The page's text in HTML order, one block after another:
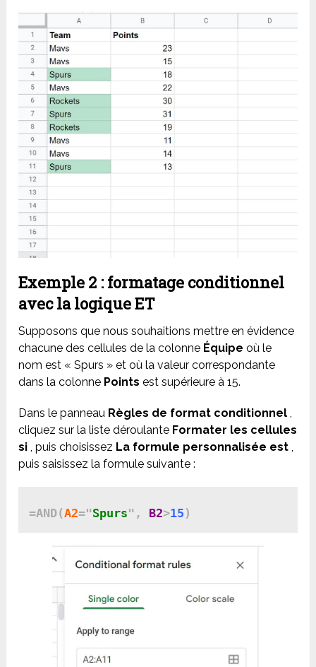
Exemple 2 : formatage conditionnel
avec la logique ET
Supposons que nous souhaitions mettre en évidence
chacune des cellules de la colonne Équipe où le
nom est « Spurs » et où la valeur correspondante
dans la colonne Points est supérieure à 15.
Dans le panneau Règles de format conditionnel
cliquez sur la liste déroulante Formater les cellules
si , puis choisissez La formule personnalisée est
puis saisissez la formule suivante :
=AND(A2="Spurs" , B2>15